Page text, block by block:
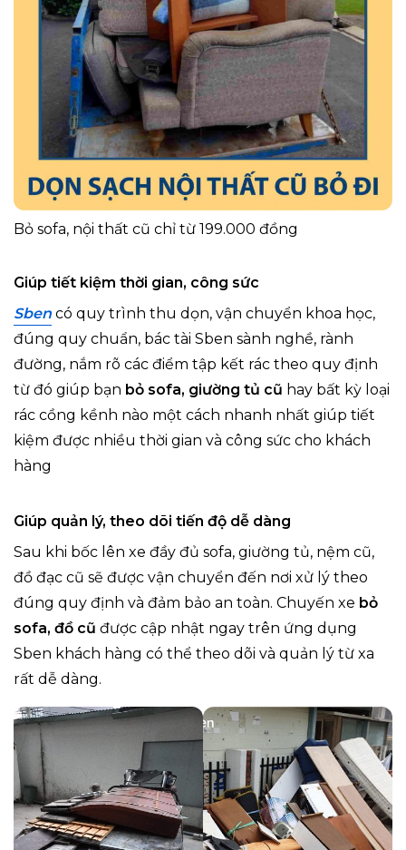
Bỏ sofa, nội thất cũ chỉ từ 199.000 đồng
Giúp tiết kiệm thời gian, công sức
Sben có quy trình thu dọn, vận chuyển khoa học,
đúng quy chuẩn, bác tài Sben sành nghề, rành
đường, nắm rõ các điểm tập kết rác theo quy định
từ đó giúp bạn bỏ sofa, giường tủ cũ hay bất kỳ loại
rác cồng kềnh nào một cách nhanh nhất giúp tiết
kiệm được nhiều thời gian và công sức cho khách
hàng
Giúp quản lý, theo dõi tiến độ dễ dàng
Sau khi bốc lên xe đầy đủ sofa, giường tủ, nệm cũ,
đồ đạc cũ sẽ được vận chuyển đến nơi xử lý theo
đúng quy định và đảm bảo an toàn. Chuyến xe bỏ
sofa, đồ cũ được cập nhật ngay trên ứng dụng
Sben khách hàng có thể theo dõi và quản lý từ xa
rất dễ dàng.